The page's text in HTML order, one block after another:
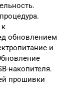
обновлением
и
накопителя.
прошивки